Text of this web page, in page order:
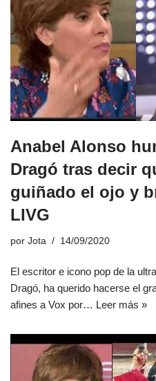
Anabel Alonso
Dragó tras decir
guiñado el ojo y
LIVG
por Jota 14/09/2020
El escritor e icono pop de la
Dragó, ha querido hacerse el
afines a Vox por… Leer más »